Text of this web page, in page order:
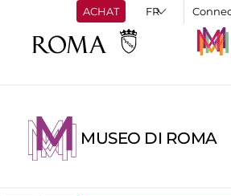
ACHAT
MUSEO DI ROMA